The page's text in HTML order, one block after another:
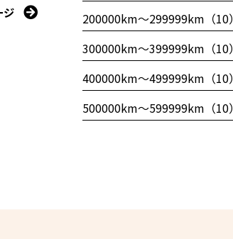
ジ
200000km〜299999km（10）
300000km〜399999km（10）
400000km〜499999km（10）
500000km〜599999km（10）